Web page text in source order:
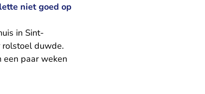
niet goed op
in Sint-
rolstoel duwde.
een paar weken